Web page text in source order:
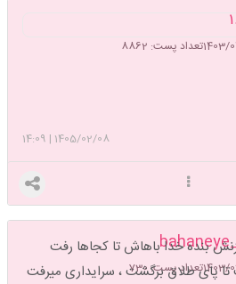
تعداد پست: 8862
1405/02/08
|
14:09
تعداد پست: 730
بنده خدا باهاش تا کجاها رفت
تا پای طلاق برگشت ، سرایداری میرفت